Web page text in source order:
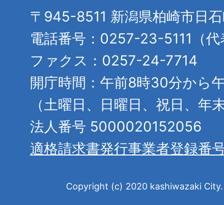
〒945-8511 新潟県柏崎市日
電話番号：0257-23-5111（代
ファクス：0257-24-7714
開庁時間：午前8時30分から
（土曜日、日曜日、祝日、年
法人番号 5000020152056
適格請求書発行事業者登録番
Copyright (c) 2020 kashiwazaki